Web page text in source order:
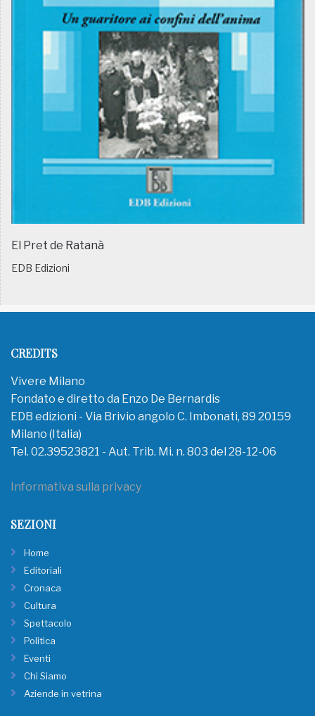
El Pret de Ratanà
EDB Edizioni
CREDITS
Vivere Milano
Fondato e diretto da Enzo De Bernardis
EDB edizioni - Via Brivio angolo C. Imbonati, 89 20159
Milano (Italia)
Tel. 02.39523821 - Aut. Trib. Mi. n. 803 del 28-12-06
Informativa sulla privacy
SEZIONI
Home
Editoriali
Cronaca
Cultura
Spettacolo
Politica
Eventi
Chi Siamo
Aziende in vetrina